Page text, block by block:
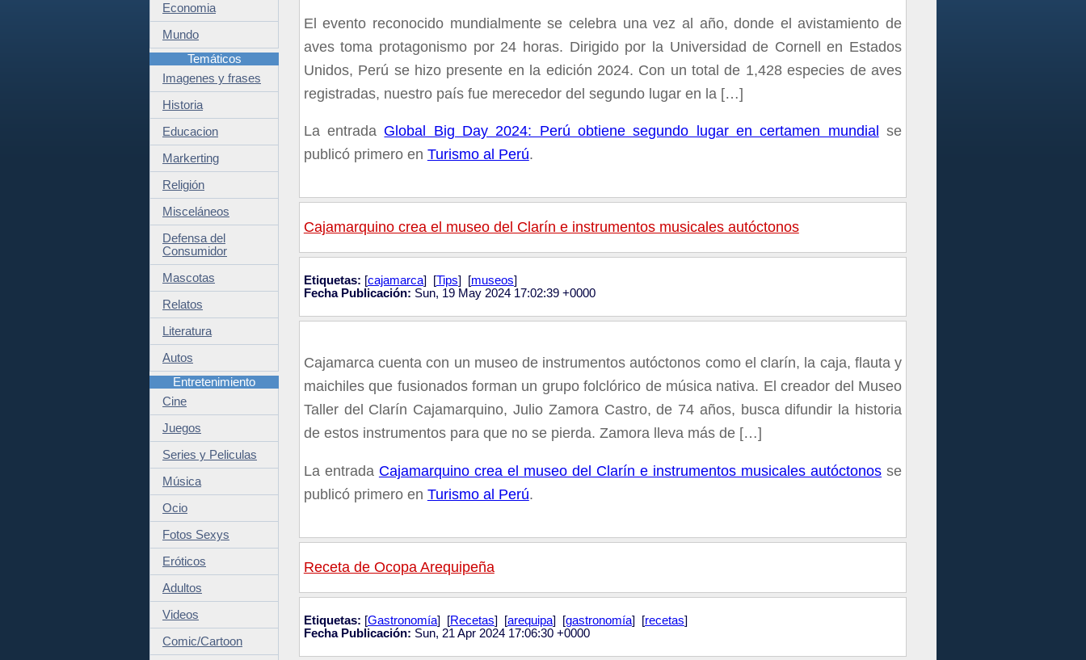
El evento reconocido mundialmente se celebra una vez al año, donde el avistamiento de
aves toma protagonismo por 24 horas. Dirigido por la Universidad de Cornell en Estados
Unidos, Perú se hizo presente en la edición 2024. Con un total de 1,428 especies de aves
registradas, nuestro país fue merecedor del segundo lugar en la […]
La entrada Global Big Day 2024: Perú obtiene segundo lugar en certamen mundial
se
publicó primero en Turismo al Perú.
Cajamarquino crea el museo del Clarín e instrumentos musicales autóctonos
Etiquetas: [cajamarca] [Tips] [museos]
Fecha Publicación: Sun, 19 May 2024 17:02:39 +0000
Cajamarca cuenta con un museo de instrumentos autóctonos como el clarín, la caja, flauta y
maichiles que fusionados forman un grupo folclórico de música nativa. El creador del Museo
Taller del Clarín Cajamarquino, Julio Zamora Castro, de 74 años, busca difundir la historia
de estos instrumentos para que no se pierda. Zamora lleva más de […]
La entrada Cajamarquino crea el museo del Clarín e instrumentos musicales autóctonos se
publicó primero en Turismo al Perú.
Receta de Ocopa Arequipeña
Etiquetas: [Gastronomía] [Recetas] [arequipa] [gastronomía] [recetas]
Fecha Publicación: Sun, 21 Apr 2024 17:06:30 +0000
Economia
Mundo
Temáticos
Imagenes y frases
Historia
Educacion
Markerting
Religión
Misceláneos
Defensa del
Consumidor
Mascotas
Relatos
Literatura
Autos
Entretenimiento
Cine
Juegos
Series y Peliculas
Música
Ocio
Fotos Sexys
Eróticos
Adultos
Videos
Comic/Cartoon